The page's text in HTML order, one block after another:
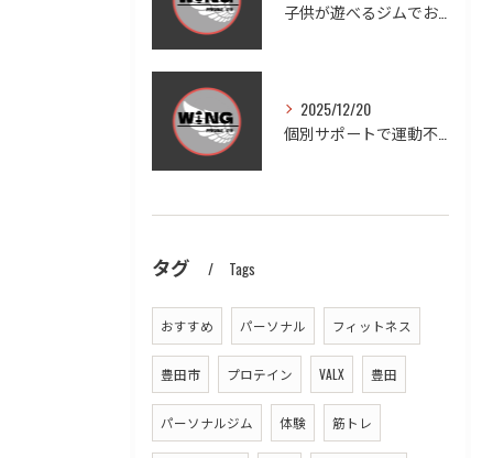
2025/12/20
タグ Tags
おすすめ パーソナル フィットネス
豊田市 プロテイン VALX 豊田
パーソナルジム 体験 筋トレ